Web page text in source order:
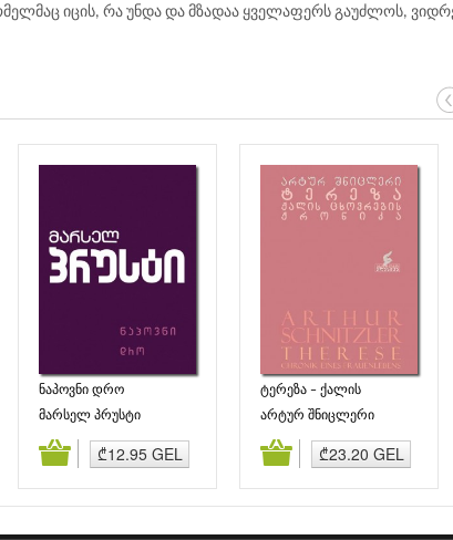
იცის, რა უნდა და მზადაა ყველაფერს გაუძლოს,
ნაპოვნი დრო
მარსელ პრუსტი
₾12.95 GEL
ტერეზა – ქალის
ცხოვრების ქრონიკა
არტურ შნიცლერი
₾23.20 GEL
კალათაში დამატება კალათაში დამატება